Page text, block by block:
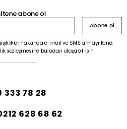
abone ol
Abone ol
hakkında e-mail ve SMS almayı kendi
sözleşmesine buradan ulaşabilirsin
333 78 28
628 68 62